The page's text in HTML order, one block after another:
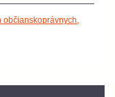
občianskoprávnych,